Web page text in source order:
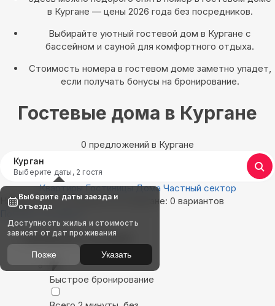
в Кургане — цены 2026 года без посредников.
Выбирайте уютный гостевой дом в Кургане с
бассейном и сауной для комфортного отдыха.
Стоимость номера в гостевом доме заметно упадет,
если получать бонусы на бронирование.
Гостевые дома в Кургане
0 предложений в Кургане
Курган
Выберите даты, 2 гостя
Квартиры Гостиницы Дома Частный сектор
Найдём, где остановиться в Кургане: 0 вариантов
Показать на карте
Выбирайте лучшее
Быстрое бронирование
Выберите даты заезда и
отъезда
Доступность жилья и стоимость
зависят от дат проживания
Позже Указать